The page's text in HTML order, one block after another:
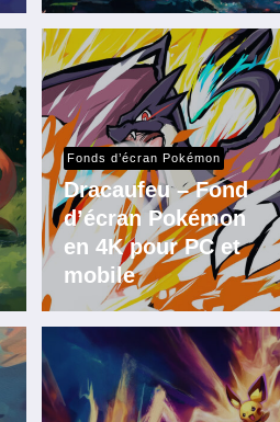
Fonds d’écran Pokémon
Dracaufeu – Fond
d’écran Pokémon
en 4K pour PC et
mobile